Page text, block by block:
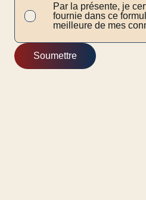
Par la présente, je
fournie dans ce
meilleure de mes
Soumettre